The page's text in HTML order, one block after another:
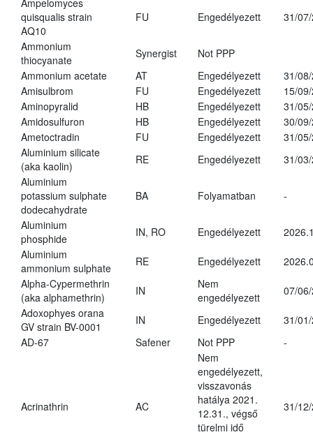
Ampelomyces
quisqualis strain
AQ10
FU Engedélyezett 31/
Ammonium
thiocyanate
Synergist
Not PPP
Ammonium acetate
AT Engedélyezett
31/
Amisulbrom
FU Engedélyezett
15/
Aminopyralid
HB Engedélyezett
31/
Amidosulfuron
HB Engedélyezett
30/
Ametoctradin
FU Engedélyezett
31/
Aluminium silicate
(aka kaolin)
RE Engedélyezett
31/
Aluminium
potassium sulphate
dodecahydrate
BA Folyamatban -
Aluminium
phosphide
IN, RO Engedélyezett
Aluminium
ammonium sulphate
RE Engedélyezett
Alpha-Cypermethrin
(aka alphamethrin)
IN
Nem
engedélyezett
07/
Adoxophyes orana
GV strain BV-0001
IN Engedélyezett
31/
AD-67
Safener Not PPP -
Acrinathrin AC
Nem
engedélyezett,
visszavonás
hatálya 2021.
12.31., végső
türelmi idő
31/